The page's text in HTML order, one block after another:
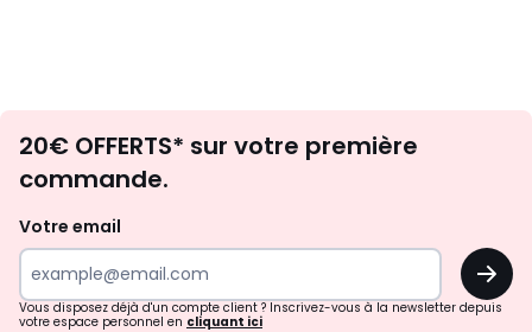
d'inspirations
surprises?
20€ OFFERTS* sur votre première
commande.
Votre email
OK
Vous disposez déjà d'un compte client ? Inscrivez-vous à la newsletter depuis
votre espace personnel en cliquant ici